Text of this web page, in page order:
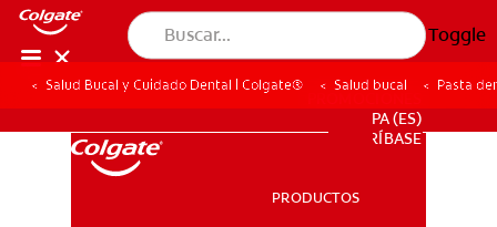
Toggle
PA (ES)
SUSCRÍBASE
PRODUCTOS
Salud Bucal y Cuidado Dental | Colgate® Salud bucal Pasta